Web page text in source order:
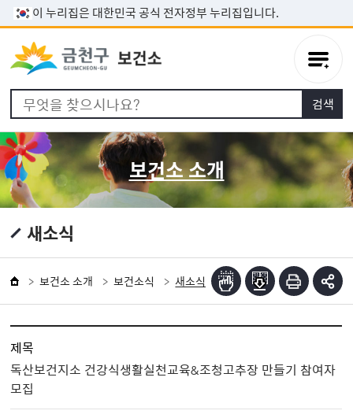
본문 바로가기
이 누리집은 대한민국 공식 전자정부 누리집입니다.
보건소 소개
새소식
보건소 소개 보건소식 새소식
제목
독산보건지소 건강식생활실천교육&조청고추장 만들기 참여자
모집